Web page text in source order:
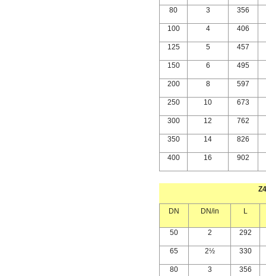
80 3 356
100 4 406
125 5 457
150 6 495
200 8 597
250 10 673
300 12 762
350 14 826
400 16 902
DN DN/in L
50 2 292
65 2½ 330
80 3 356